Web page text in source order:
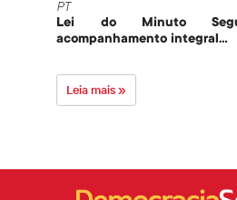
PT
Lei do Minuto
acompanhamento integral...
Leia mais »